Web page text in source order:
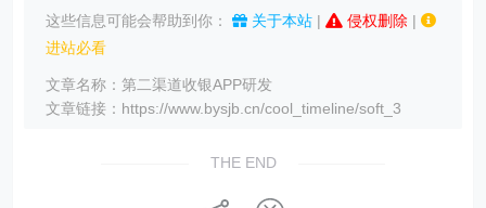
这些信息可能会帮助到你： 关于本站 | 侵权删除 |
进站必看
文章名称：第二渠道收银APP研发
文章链接：https://www.bysjb.cn/cool_timeline/soft_3
THE END